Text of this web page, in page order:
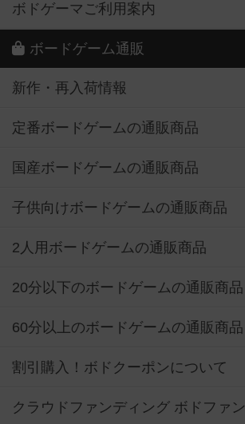
ボドゲーマご利用案内
ボードゲーム通販
新作・再入荷情報
定番ボードゲームの通販商品
国産ボードゲームの通販商品
子供向けボードゲームの通販商品
2人用ボードゲームの通販商品
20分以下のボードゲームの通販商品
60分以上のボードゲームの通販商品
割引購入！ボドクーポンについて
クラウドファンディング ボドファン